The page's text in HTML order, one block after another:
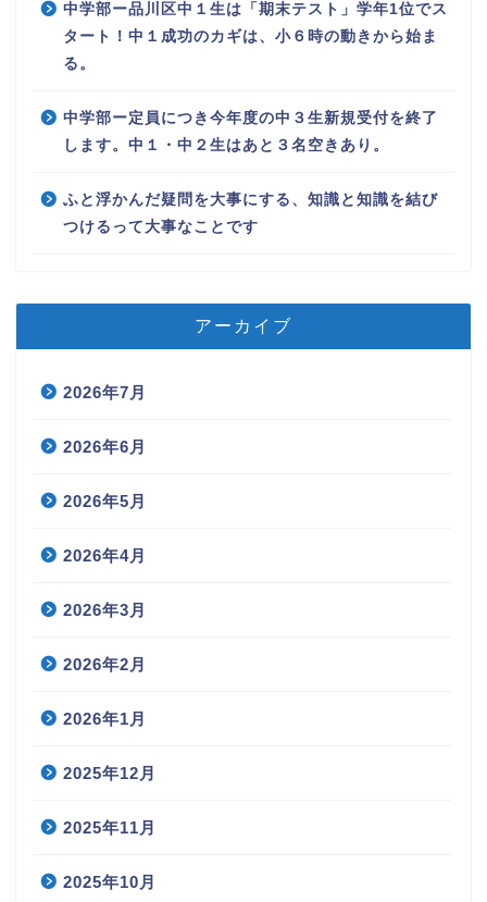
中学部ー品川区中１生は「期末テスト」学年1位でス
タート！中１成功のカギは、小６時の動きから始ま
る。
中学部ー定員につき今年度の中３生新規受付を終了
します。中１・中２生はあと３名空きあり。
ふと浮かんだ疑問を大事にする、知識と知識を結び
つけるって大事なことです
アーカイブ
2026年7月
2026年6月
2026年5月
2026年4月
2026年3月
2026年2月
2026年1月
2025年12月
2025年11月
2025年10月